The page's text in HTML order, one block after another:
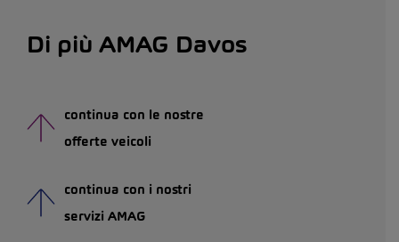
Di più AMAG Davos
continua con le nostre
offerte veicoli
continua con i nostri
servizi AMAG